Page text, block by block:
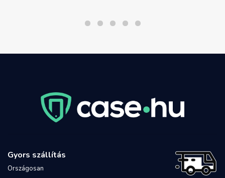
Gyors szállítás
Országosan